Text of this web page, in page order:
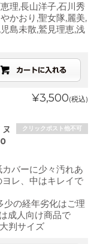
理,長山洋子,石川秀
かおり,聖女隊,麗美,
島未散,鷲見理恵,浅
¥3,500(税込)
クリックポスト他不可
バーに少々汚れあ
レ、中はキレイで
少の経年劣化はご理
成人向け商品で
判サイズ